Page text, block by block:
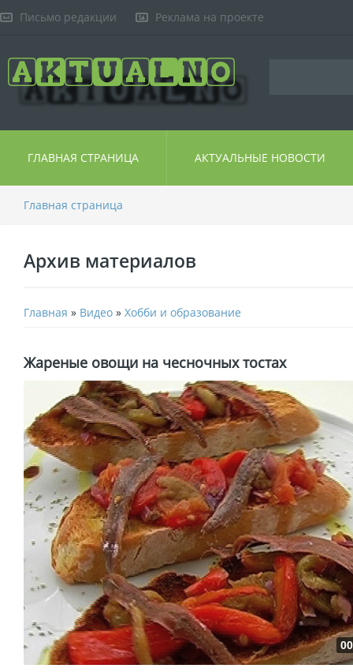
Письмо редакции Реклама на проекте
ГЛАВНАЯ СТРАНИЦА АКТУАЛЬНЫЕ НОВОСТИ
Главная страница
Архив материалов
Главная » Видео » Хобби и образование
Жареные овощи на чесночных тостах